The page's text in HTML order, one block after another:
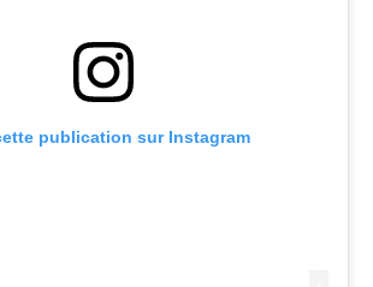
publication sur Instagram